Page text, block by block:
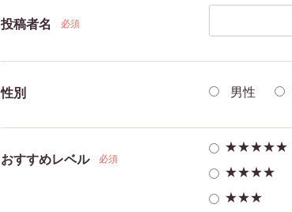
投稿者名 必須
性別 男性
おすすめレベル 必須
★★★★★
★★★★
★★★